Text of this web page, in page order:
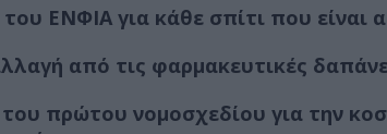
ΕΝΦΙΑ για κάθε σπίτι που
από τις φαρμακευτικές
πρώτου νομοσχεδίου για την